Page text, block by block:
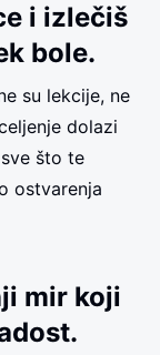
i izlečiš
bole.
su lekcije, ne
dolazi
što te
ostvarenja
mir koji